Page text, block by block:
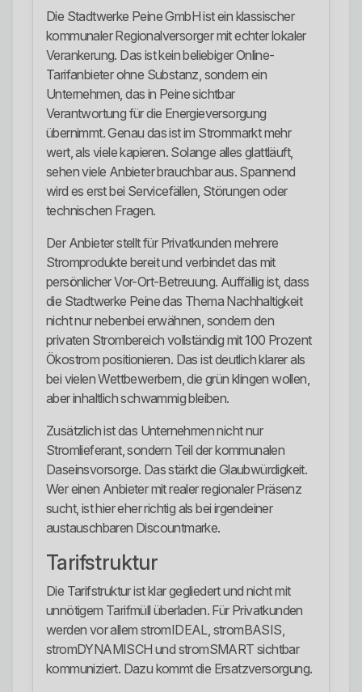
Die Stadtwerke Peine GmbH ist ein klassischer
kommunaler Regionalversorger mit echter lokaler
Verankerung. Das ist kein beliebiger Online-
Tarifanbieter ohne Substanz, sondern ein
Unternehmen, das in Peine sichtbar
Verantwortung für die Energieversorgung
übernimmt. Genau das ist im Strommarkt mehr
wert, als viele kapieren. Solange alles glattläuft,
sehen viele Anbieter brauchbar aus. Spannend
wird es erst bei Servicefällen, Störungen oder
technischen Fragen.
Der Anbieter stellt für Privatkunden mehrere
Stromprodukte bereit und verbindet das mit
persönlicher Vor-Ort-Betreuung. Auffällig ist, dass
die Stadtwerke Peine das Thema Nachhaltigkeit
nicht nur nebenbei erwähnen, sondern den
privaten Strombereich vollständig mit 100 Prozent
Ökostrom positionieren. Das ist deutlich klarer als
bei vielen Wettbewerbern, die grün klingen wollen,
aber inhaltlich schwammig bleiben.
Zusätzlich ist das Unternehmen nicht nur
Stromlieferant, sondern Teil der kommunalen
Daseinsvorsorge. Das stärkt die Glaubwürdigkeit.
Wer einen Anbieter mit realer regionaler Präsenz
sucht, ist hier eher richtig als bei irgendeiner
austauschbaren Discountmarke.
Tarifstruktur
Die Tarifstruktur ist klar gegliedert und nicht mit
unnötigem Tarifmüll überladen. Für Privatkunden
werden vor allem stromIDEAL, stromBASIS,
stromDYNAMISCH und stromSMART sichtbar
kommuniziert. Dazu kommt die Ersatzversorgung.